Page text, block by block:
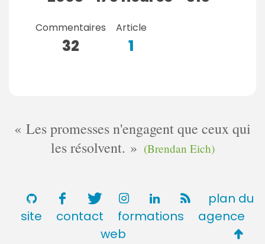
Commentaires
32
Article
1
Les promesses n'engagent que ceux qui
les résolvent.
(Brendan Eich)
plan du
site
contact formations
agence
web